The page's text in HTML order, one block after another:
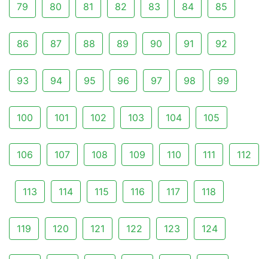
79 80 81 82 83 84 85
86 87 88 89 90 91 92
93 94 95 96 97 98 99
100 101 102 103 104 105
106 107 108 109 110 111 112
113 114 115 116 117 118
119 120 121 122 123 124